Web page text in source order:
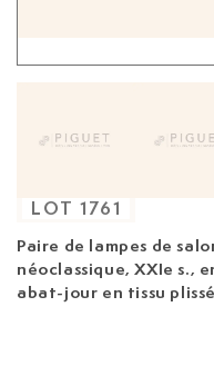
Paire de lampes de
néoclassique, XXIe s.,
abat-jour en tissu
LOT 1761